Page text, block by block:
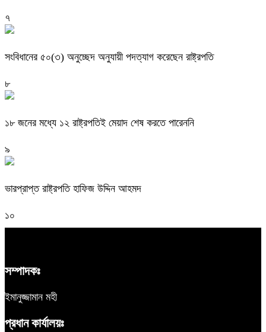
৭
সংবিধানের ৫০(৩) অনুচ্ছেদ অনুযায়ী পদত্যাগ করেছেন রাষ্ট্রপতি
৮
১৮ জনের মধ্যে ১২ রাষ্ট্রপতিই মেয়াদ শেষ করতে পারেননি
৯
ভারপ্রাপ্ত রাষ্ট্রপতি হাফিজ উদ্দিন আহমদ
১০
সম্পাদকঃ
ইমানুজ্জামান মহী
প্রধান কার্যালয়ঃ